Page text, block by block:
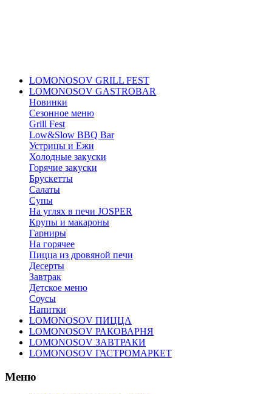
LOMONOSOV GRILL FEST
LOMONOSOV GASTROBAR
Новинки
Сезонное меню
Grill Fest
Low&Slow BBQ Bar
Устрицы и Ежи
Холодные закуски
Горячие закуски
Брускетты
Салаты
Супы
На углях в печи JOSPER
Крупы и макароны
Гарниры
На горячее
Пицца из дровяной печи
Десерты
Завтрак
Детское меню
Соусы
Напитки
LOMONOSOV ПИЦЦА
LOMONOSOV РАКОВАРНЯ
LOMONOSOV ЗАВТРАКИ
LOMONOSOV ГАСТРОМАРКЕТ
Меню